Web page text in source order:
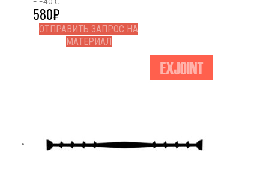
580₽
ОТПРАВИТЬ ЗАПРОС НА
МАТЕРИАЛ